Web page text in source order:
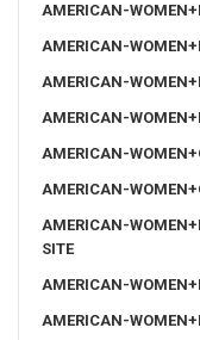
AMERICAN-
AMERICAN-
AMERICAN-
AMERICAN-
AMERICAN-
AMERICAN-
AMERICAN-
SITE
AMERICAN-
AMERICAN-